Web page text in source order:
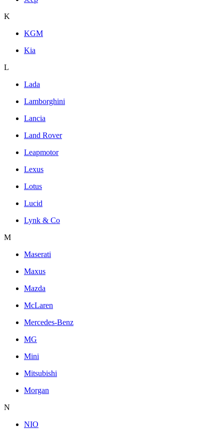
K
KGM
Kia
L
Lada
Lamborghini
Lancia
Land Rover
Leapmotor
Lexus
Lotus
Lucid
Lynk & Co
M
Maserati
Maxus
Mazda
McLaren
Mercedes-Benz
MG
Mini
Mitsubishi
Morgan
N
NIO